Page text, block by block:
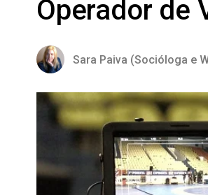
Operador de
Sara Paiva (Socióloga e